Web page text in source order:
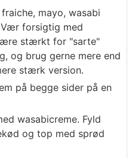
mayo, wasabi
forsigtig med
stærkt for "sarte"
og brug gerne mere end
stærk version.
på begge sider på en
wasabicreme. Fyld
og top med sprød